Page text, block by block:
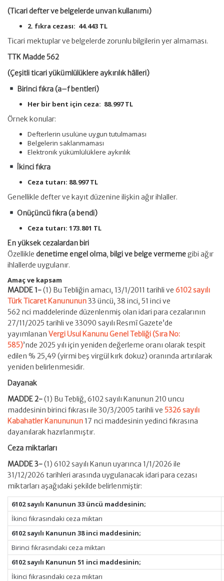
(Ticari defter ve belgelerde unvan kullanımı)
2. fıkra cezası: 44.443 TL
Ticari mektuplar ve belgelerde zorunlu bilgilerin yer almaması.
TTK Madde 562
(Çeşitli ticari yükümlülüklere aykırılık hâlleri)
Birinci fıkra (a–f bentleri)
Her bir bent için ceza: 88.997 TL
Örnek konular:
Defterlerin usulüne uygun tutulmaması
Belgelerin saklanmaması
Elektronik yükümlülüklere aykırılık
İkinci fıkra
Ceza tutarı: 88.997 TL
Genellikle defter ve kayıt düzenine ilişkin ağır ihlaller.
Onüçüncü fıkra (a bendi)
Ceza tutarı: 173.801 TL
En yüksek cezalardan biri
Özellikle denetime engel olma, bilgi ve belge vermemegibi ağır
ihlallerde uygulanır.
Amaç ve kapsam
MADDE 1-(1) Bu Tebliğin amacı, 13/1/2011 tarihli ve 6102 sayılı
Türk Ticaret Kanununun33 üncü, 38 inci, 51 inci ve
562 nci maddelerinde düzenlenmiş olan idari para cezalarının
27/11/2025 tarihli ve 33090 sayılı Resmî Gazete’de
yayımlanan Vergi Usul Kanunu Genel Tebliği (Sıra No:
585)’nde 2025 yılı için yeniden değerleme oranı olarak tespit
edilen % 25,49 (yirmi beş virgül kırk dokuz) oranında artırılarak
yeniden belirlenmesidir.
Dayanak
MADDE 2-(1) Bu Tebliğ, 6102 sayılı Kanunun 210 uncu
maddesinin birinci fıkrası ile 30/3/2005 tarihli ve 5326 sayılı
Kabahatler Kanununun 17 nci maddesinin yedinci fıkrasına
dayanılarak hazırlanmıştır.
Ceza miktarları
MADDE 3-(1) 6102 sayılı Kanun uyarınca 1/1/2026 ile
31/12/2026 tarihleri arasında uygulanacak idari para cezası
miktarları aşağıdaki şekilde belirlenmiştir:
6102 sayılı Kanunun 33 üncü maddesinin;
İkinci fıkrasındaki ceza miktarı
6102 sayılı Kanunun 38 inci maddesinin;
Birinci fıkrasındaki ceza miktarı
6102 sayılı Kanunun 51 inci maddesinin;
İkinci fıkrasındaki ceza miktarı